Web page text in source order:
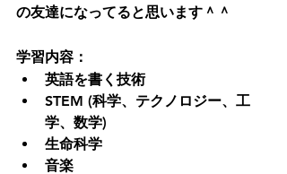
の友達になってると思います＾＾
学習内容：
英語を書く技術
STEM (科学、テクノロジー、工
学、数学)
生命科学
音楽